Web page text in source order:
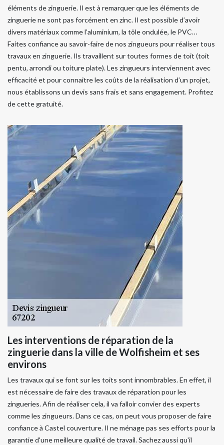
éléments de zinguerie. Il est à remarquer que les éléments de
zinguerie ne sont pas forcément en zinc. Il est possible d’avoir
divers matériaux comme l’aluminium, la tôle ondulée, le PVC…
Faites confiance au savoir-faire de nos zingueurs pour réaliser tous
travaux en zinguerie. Ils travaillent sur toutes formes de toit (toit
pentu, arrondi ou toiture plate). Les zingueurs interviennent avec
efficacité et pour connaitre les coûts de la réalisation d’un projet,
nous établissons un devis sans frais et sans engagement. Profitez
de cette gratuité.
Les interventions de réparation de la
zinguerie dans la ville de Wolfisheim et ses
environs
Les travaux qui se font sur les toits sont innombrables. En effet, il
est nécessaire de faire des travaux de réparation pour les
zingueries. Afin de réaliser cela, il va falloir convier des experts
comme les zingueurs. Dans ce cas, on peut vous proposer de faire
confiance à Castel couverture. Il ne ménage pas ses efforts pour la
garantie d'une meilleure qualité de travail. Sachez aussi qu'il